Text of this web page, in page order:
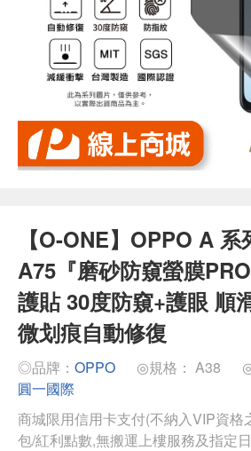
【O-ONE】OPPO A
A75『磨砂防窺螢膜
護貼 30度防窺+護眼 順
微划痕自動修復
◎品牌： OPPO ◎規格： A38
圓一國際
商城限用信用卡支付(不納入VIP資格
包/紅利點數,無搬運上樓服務及指定